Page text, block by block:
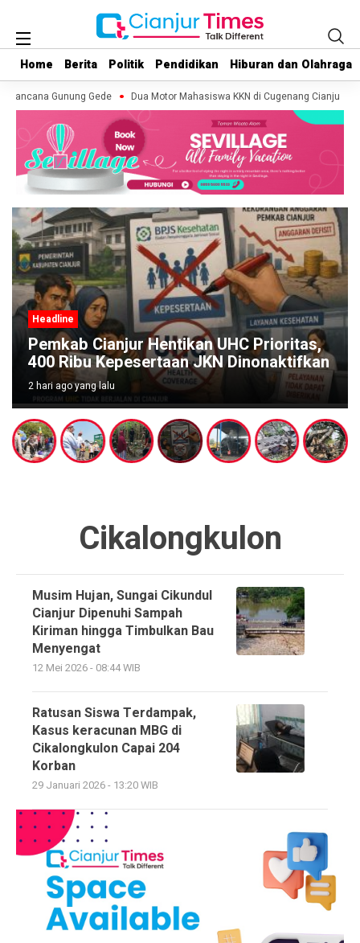
Home Berita Politik Pendidikan Hiburan dan Olahraga
Home Berita Politik Pendidikan Hiburan dan Olahraga
Gunung Gede Dua Motor Mahasiswa KKN di Cugenang Cianjur
Headline
Pemkab Cianjur Hentikan UHC Prioritas,
400 Ribu Kepesertaan JKN Dinonaktifkan
2 hari ago yang lalu
Cikalongkulon
Musim Hujan, Sungai Cikundul
Cianjur Dipenuhi Sampah
Kiriman hingga Timbulkan Bau
Menyengat
12 Mei 2026 - 08:44 WIB
Ratusan Siswa Terdampak,
Kasus keracunan MBG di
Cikalongkulon Capai 204
Korban
29 Januari 2026 - 13:20 WIB